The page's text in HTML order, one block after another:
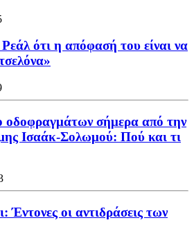
ότι η απόφασή του είναι να
οδοφραγμάτων σήμερα από την
Ισαάκ-Σολωμού: Πού και τι
Έντονες οι αντιδράσεις των